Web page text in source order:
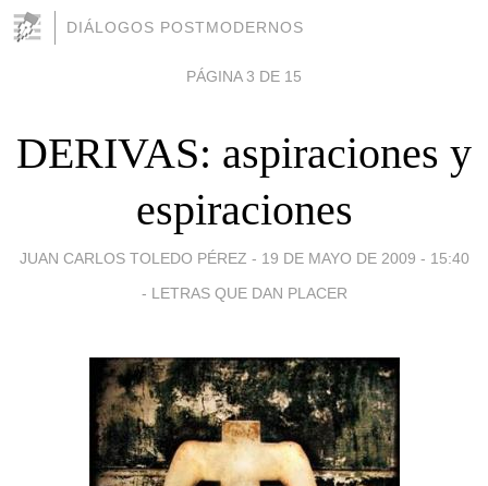
DIÁLOGOS POSTMODERNOS
PÁGINA 3 DE 15
DERIVAS: aspiraciones y
espiraciones
JUAN CARLOS TOLEDO PÉREZ - 19 DE MAYO DE 2009 - 15:40
- LETRAS QUE DAN PLACER